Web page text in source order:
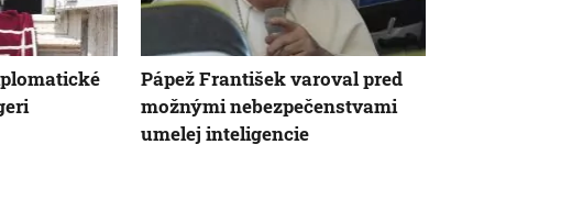
Pápež František varoval pred
možnými nebezpečenstvami
umelej inteligencie